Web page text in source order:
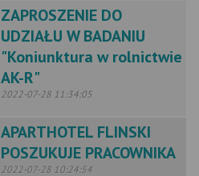
ZAPROSZENIE DO
UDZIAŁU W BADANIU
"Koniunktura w rolnictwie
AK-R"
2022-07-28 11:34:05
APARTHOTEL FLINSKI
POSZUKUJE PRACOWNIKA
2022-07-28 10:24:54